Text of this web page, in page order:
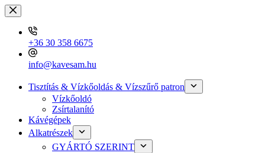
Skip
to
content
+36 30 358 6675
info@kavesam.hu
Tisztítás & Vízkőoldás & Vízszűrő patron
Vízkőoldó
Zsírtalanító
Kávégépek
Alkatrészek
GYÁRTÓ SZERINT